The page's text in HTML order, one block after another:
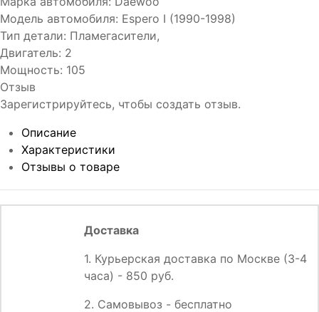
Модель автомобиля: Espero I (1990-1998)
Тип детали: Пламегасители,
Двигатель: 2
Мощность: 105
Отзыв
Зарегистрируйтесь, чтобы создать отзыв.
Описание
Характеристики
Отзывы о товаре
Доставка
1. Курьерская доставка по Москве (3-4
часа) - 850 руб.
2. Самовывоз - бесплатно